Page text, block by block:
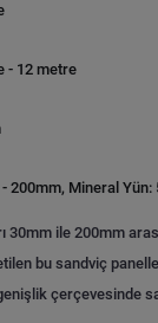
- 12 metre
- 200mm, Mineral
ile 200mm
bu sandviç
çerçevesinde